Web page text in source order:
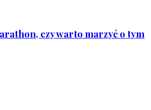
czy warto marzyć o tym